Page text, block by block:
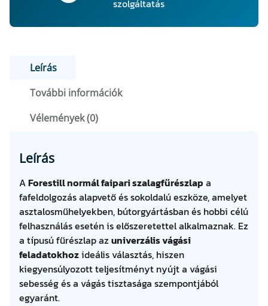
p
szolgáltatás
Leírás
További információk
Vélemények (0)
Leírás
AForestill normál faipari szalagfűrészlap a
fafeldolgozás alapvető és sokoldalú eszköze, amelyet
asztalosműhelyekben, bútorgyártásban és hobbi célú
felhasználás esetén is előszeretettel alkalmaznak. Ez
a típusú fűrészlap az univerzális vágási
feladatokhozideális választás, hiszen
kiegyensúlyozott teljesítményt nyújt a vágási
sebesség és a vágás tisztasága szempontjából
egyaránt.